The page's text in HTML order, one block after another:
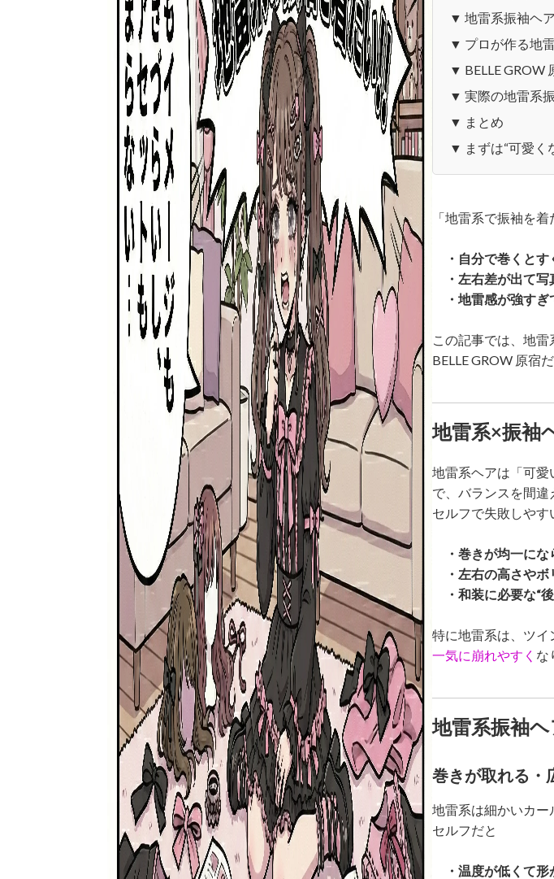
▼ 地雷系振袖ヘ
▼ プロが作る地
▼ BELLE GROW
▼ 実際の地雷系
▼ まとめ
▼ まずは“可愛く
「地雷系で振袖を
・自分で巻くとす
・左右差が出て写
・地雷感が強すぎ
この記事では、地
BELLE GROW 原宿
地雷系×振袖
地雷系ヘアは「可
で、バランスを間違
セルフで失敗しやす
・巻きが均一に
・左右の高さやボ
・和装に必要な“
特に地雷系は、ツイ
一気に崩れやすく な
地雷系振袖
巻きが取れる・
地雷系は細かいカー
セルフだと
・温度が低くて